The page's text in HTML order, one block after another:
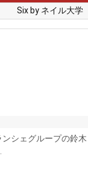
Six by ネイル大学
シェグループの鈴木